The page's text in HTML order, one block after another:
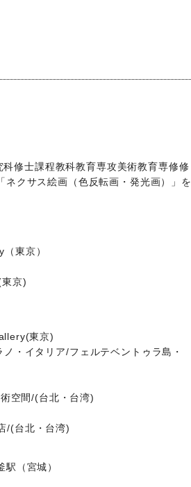
修士課程教科教育専攻美術教育専修修
クサス絵画（色反転画・発光画）」を
東京）
京)
東京)
・イタリア/フェルテベントゥラ島・
空間/(台北・台湾)
/(台北・台湾)
（宮城）